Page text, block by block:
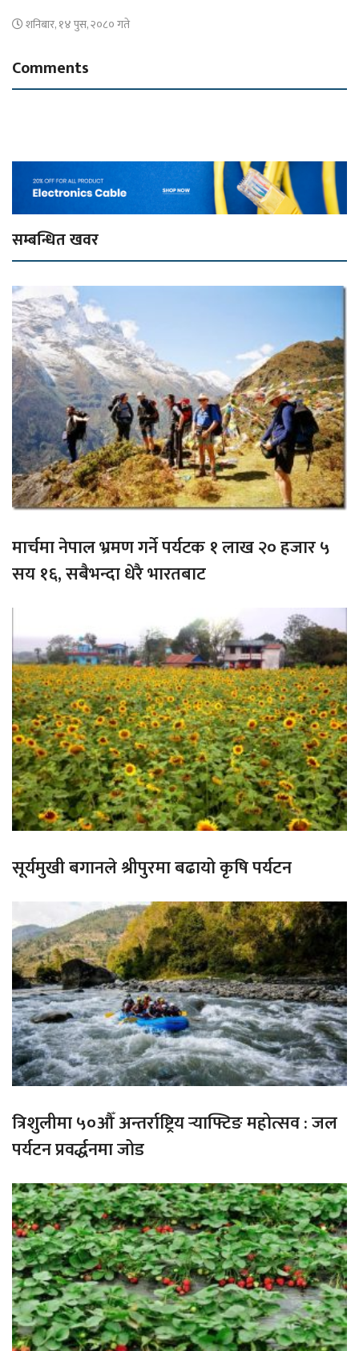
शनिबार, १४ पुस, २०८० गते
Comments
सम्बन्धित खवर
मार्चमा नेपाल भ्रमण गर्ने पर्यटक १ लाख २० हजार ५
सय १६, सबैभन्दा धेरै भारतबाट
सूर्यमुखी बगानले श्रीपुरमा बढायो कृषि पर्यटन
त्रिशुलीमा ५०औँ अन्तर्राष्ट्रिय र्‍याफ्टिङ महोत्सव : जल
पर्यटन प्रवर्द्धनमा जोड